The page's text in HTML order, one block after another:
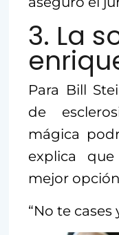
3. La
Para Bill
de
mágica
explica
mejor
“No te cases